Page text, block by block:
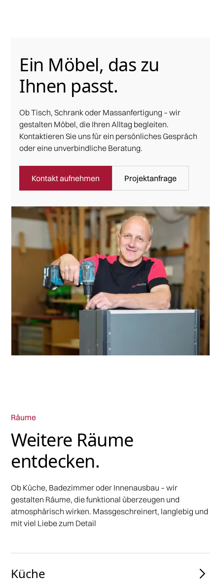
Ein Möbel, das zu
Ihnen passt.
Ob Tisch, Schrank oder Massanfertigung – wir
gestalten Möbel, die Ihren Alltag begleiten.
Kontaktieren Sie uns für ein persönliches Gespräch
oder eine unverbindliche Beratung.
Kontakt aufnehmen Projektanfrage
Räume
Weitere Räume
entdecken.
Ob Küche, Badezimmer oder Innenausbau – wir
gestalten Räume, die funktional überzeugen und
atmosphärisch wirken. Massgeschreinert, langlebig und
mit viel Liebe zum Detail
Küche